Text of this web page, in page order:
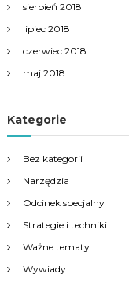
sierpień 2018
lipiec 2018
czerwiec 2018
maj 2018
Kategorie
Bez kategorii
Narzędzia
Odcinek specjalny
Strategie i techniki
Ważne tematy
Wywiady